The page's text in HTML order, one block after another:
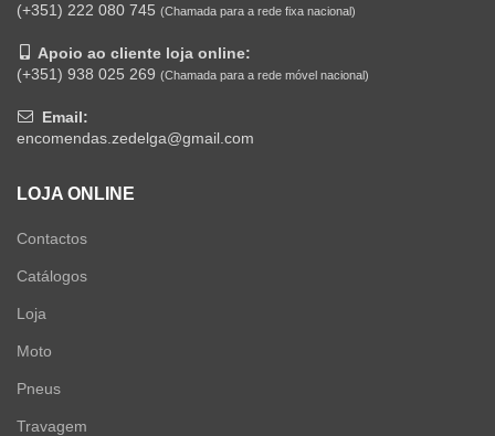
(+351) 222 080 745 (Chamada para a rede fixa nacional)
Apoio ao cliente loja online:
(+351) 938 025 269 (Chamada para a rede móvel nacional)
Email:
encomendas.zedelga@gmail.com
LOJA ONLINE
Contactos
Catálogos
Loja
Moto
Pneus
Travagem